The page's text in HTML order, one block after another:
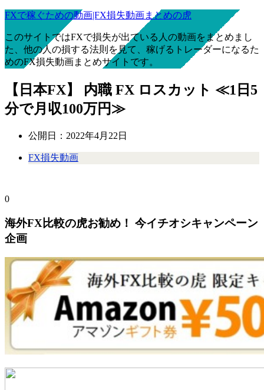
FXで稼ぐための動画|FX損失動画まとめの虎
このサイトではFXで損失が出ている人の動画をまとめまし
た、他の人の損する法則を見て、稼げるトレーダーになるた
めのFX損失動画まとめサイトです。
【日本FX】 内職 FX ロスカット ≪1日5
分で月収100万円≫
公開日： 2022年4月22日
FX損失動画
0
海外FX比較の虎お勧め！ 今イチオシキャンペーン
企画